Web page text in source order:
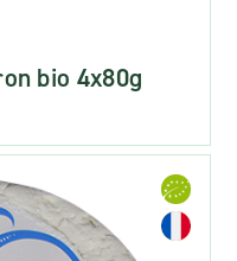
bio 4x80g